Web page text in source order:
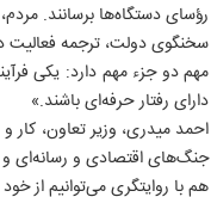
رؤسای دستگاه‌ها برسانند.
سخنگوی دولت، ترجمه فعالیت
مهم دو جزء مهم دارد: یکی
دارای رفتار حرفه‌ای باشند.»
احمد میدری، وزیر تعاون،
جنگ‌های اقتصادی و رسانه‌ای و
هم با روایتگری می‌توانیم از